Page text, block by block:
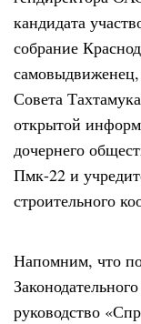
кандидата
собрание
самовыдвиженец,
Совета
открытой
дочернего
Пмк-22 и
строительного
Напомним, что
руководство